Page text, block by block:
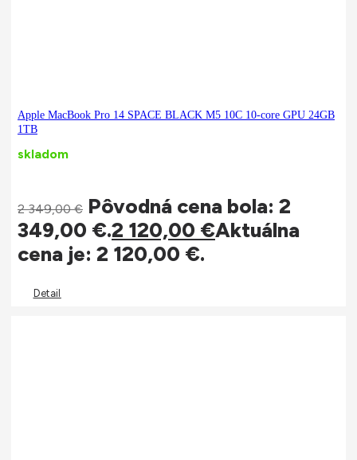
Apple MacBook Pro 14 SPACE BLACK M5 10C 10-core GPU 24GB
1TB
skladom
2 349,00€ Pôvodná cena bola: 2
349,00 €.2 120,00 €Aktuálna
cena je: 2 120,00 €.
Detail